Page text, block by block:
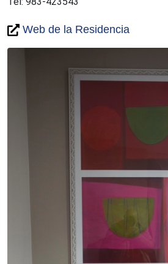
Web de la Residencia